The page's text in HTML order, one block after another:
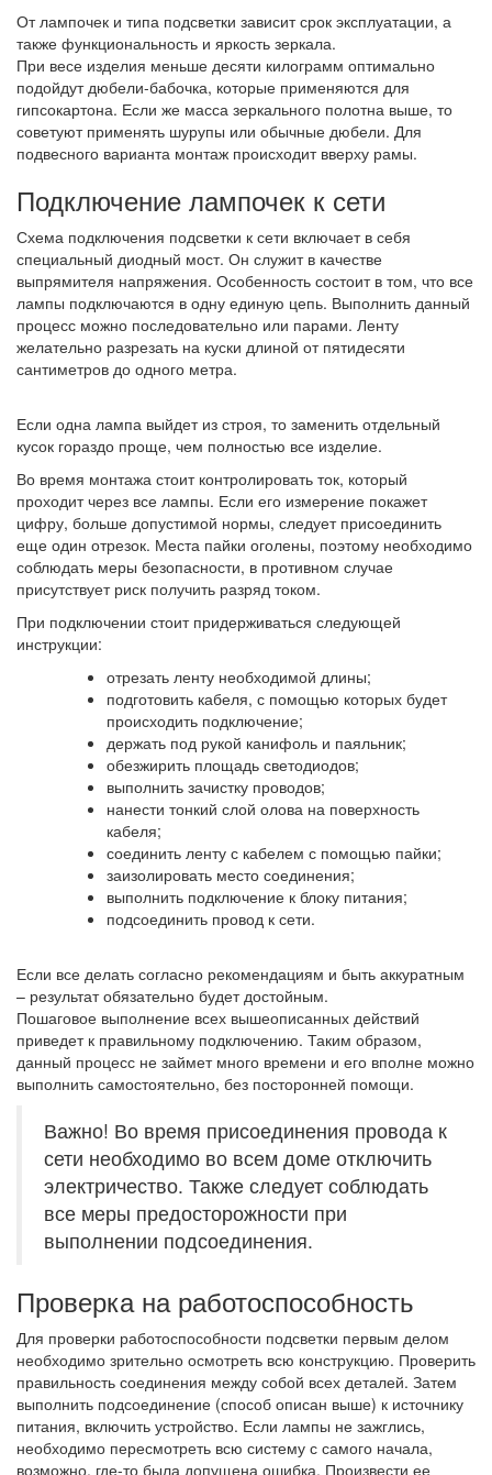
От лампочек и типа подсветки зависит срок эксплуатации, а
также функциональность и яркость зеркала.
При весе изделия меньше десяти килограмм оптимально
подойдут дюбели-бабочка, которые применяются для
гипсокартона. Если же масса зеркального полотна выше, то
советуют применять шурупы или обычные дюбели. Для
подвесного варианта монтаж происходит вверху рамы.
Подключение лампочек к сети
Схема подключения подсветки к сети включает в себя
специальный диодный мост. Он служит в качестве
выпрямителя напряжения. Особенность состоит в том, что все
лампы подключаются в одну единую цепь. Выполнить данный
процесс можно последовательно или парами. Ленту
желательно разрезать на куски длиной от пятидесяти
сантиметров до одного метра.
Если одна лампа выйдет из строя, то заменить отдельный
кусок гораздо проще, чем полностью все изделие.
Во время монтажа стоит контролировать ток, который
проходит через все лампы. Если его измерение покажет
цифру, больше допустимой нормы, следует присоединить
еще один отрезок. Места пайки оголены, поэтому необходимо
соблюдать меры безопасности, в противном случае
присутствует риск получить разряд током.
При подключении стоит придерживаться следующей
инструкции:
отрезать ленту необходимой длины;
подготовить кабеля, с помощью которых будет
происходить подключение;
держать под рукой канифоль и паяльник;
обезжирить площадь светодиодов;
выполнить зачистку проводов;
нанести тонкий слой олова на поверхность
кабеля;
соединить ленту с кабелем с помощью пайки;
заизолировать место соединения;
выполнить подключение к блоку питания;
подсоединить провод к сети.
Если все делать согласно рекомендациям и быть аккуратным
– результат обязательно будет достойным.
Пошаговое выполнение всех вышеописанных действий
приведет к правильному подключению. Таким образом,
данный процесс не займет много времени и его вполне можно
выполнить самостоятельно, без посторонней помощи.
Важно! Во время присоединения провода к
сети необходимо во всем доме отключить
электричество. Также следует соблюдать
все меры предосторожности при
выполнении подсоединения.
Проверка на работоспособность
Для проверки работоспособности подсветки первым делом
необходимо зрительно осмотреть всю конструкцию. Проверить
правильность соединения между собой всех деталей. Затем
выполнить подсоединение (способ описан выше) к источнику
питания, включить устройство. Если лампы не зажглись,
необходимо пересмотреть всю систему с самого начала,
возможно, где-то была допущена ошибка. Произвести ее